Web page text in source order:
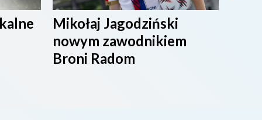
Mikołaj Jagodziński
nowym zawodnikiem
Broni Radom